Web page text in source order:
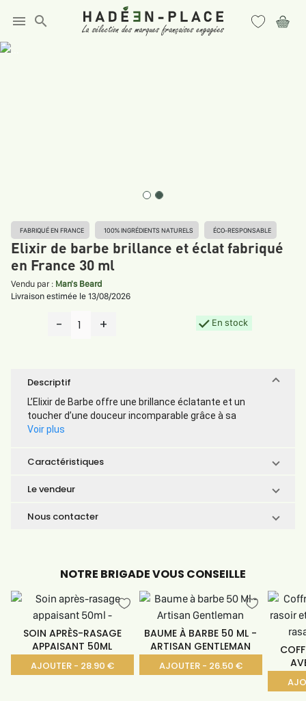
menu search
FABRIQUÉ EN FRANCE 100% INGRÉDIENTS NATURELS ÉCO-RESPONSABLE
Elixir de barbe brillance et éclat fabriqué
en France 30 ml
Vendu par : Man's Beard
Livraison estimée le 13/08/2026
- 1 + En stock
Descriptif
L’Elixir de Barbe offre une brillance éclatante et un
toucher d’une douceur incomparable grâce à sa
Voir plus
Caractéristiques
Le vendeur
Nous contacter
NOTRE BRIGADE VOUS CONSEILLE
SOIN APRÈS-RASAGE
APPAISANT 50ML
AJOUTER - 28.90 €
BAUME À BARBE 50 ML -
ARTISAN GENTLEMAN
AJOUTER - 26.50 €